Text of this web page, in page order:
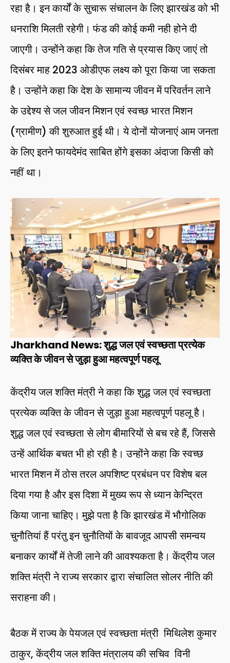
रहा है। इन कार्यों के सुचारू संचालन के लिए झारखंड को भी
धनराशि मिलती रहेगी। फंड की कोई कमी नही होने दी
जाएगी। उन्होंने कहा कि तेज गति से प्रयास किए जाएं तो
दिसंबर माह 2023 ओडीएफ लक्ष्य को पूरा किया जा सकता
है। उन्होंने कहा कि देश के सामान्य जीवन में परिवर्तन लाने
के उद्देश्य से जल जीवन मिशन एवं स्वच्छ भारत मिशन
(ग्रामीण) की शुरुआत हुई थी। ये दोनों योजनाएं आम जनता
के लिए इतने फायदेमंद साबित होंगे इसका अंदाजा किसी को
नहीं था।
Jharkhand News: शुद्ध जल एवं स्वच्छता प्रत्येक
व्यक्ति के जीवन से जुड़ा हुआ महत्वपूर्ण पहलू
केंद्रीय जल शक्ति मंत्री ने कहा कि शुद्ध जल एवं स्वच्छता
प्रत्येक व्यक्ति के जीवन से जुड़ा हुआ महत्वपूर्ण पहलू है।
शुद्ध जल एवं स्वच्छता से लोग बीमारियों से बच रहे हैं, जिससे
उन्हें आर्थिक बचत भी हो रही है। उन्होंने कहा कि स्वच्छ
भारत मिशन में ठोस तरल अपशिष्ट प्रबंधन पर विशेष बल
दिया गया है और इस दिशा में मुख्य रूप से ध्यान केन्द्रित
किया जाना चाहिए। मुझे पता है कि झारखंड में भौगोलिक
चुनौतियां हैं परंतु इन चुनौतियों के बावजूद आपसी समन्वय
बनाकर कार्यों में तेजी लाने की आवश्यकता है। केंद्रीय जल
शक्ति मंत्री ने राज्य सरकार द्वारा संचालित सोलर नीति की
सराहना की।
बैठक में राज्य के पेयजल एवं स्वच्छता मंत्री मिथिलेश कुमार
ठाकुर, केंद्रीय जल शक्ति मंत्रालय की सचिव विनी